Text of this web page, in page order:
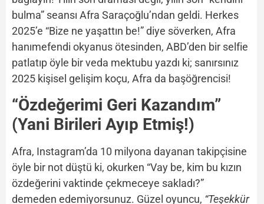
bulma” seansı Afra Saraçoğlu’ndan geldi. Herkes
2025’e “Bize ne yaşattın be!” diye söverken, Afra
hanımefendi okyanus ötesinden, ABD’den bir selfie
patlatıp öyle bir veda mektubu yazdı ki; sanırsınız
2025 kişisel gelişim koçu, Afra da başöğrencisi!
“Özdeğerimi Geri Kazandım”
(Yani Birileri Ayıp Etmiş!)
Afra, Instagram’da 10 milyona dayanan takipçisine
öyle bir not düştü ki, okurken “Vay be, kim bu kızın
özdeğerini vaktinde çekmeceye sakladı?”
demeden edemiyorsunuz. Güzel oyuncu, “Teşekkür